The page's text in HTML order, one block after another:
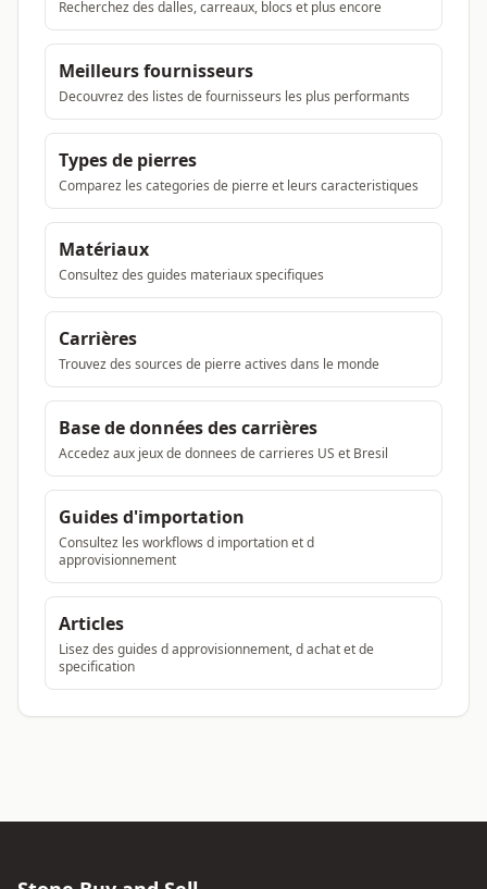
Recherchez des dalles, carreaux, blocs et plus encore
Meilleurs fournisseurs
Decouvrez des listes de fournisseurs les plus performants
Types de pierres
Comparez les categories de pierre et leurs caracteristiques
Matériaux
Consultez des guides materiaux specifiques
Carrières
Trouvez des sources de pierre actives dans le monde
Base de données des carrières
Accedez aux jeux de donnees de carrieres US et Bresil
Guides d'importation
Consultez les workflows d importation et d
approvisionnement
Articles
Lisez des guides d approvisionnement, d achat et de
specification